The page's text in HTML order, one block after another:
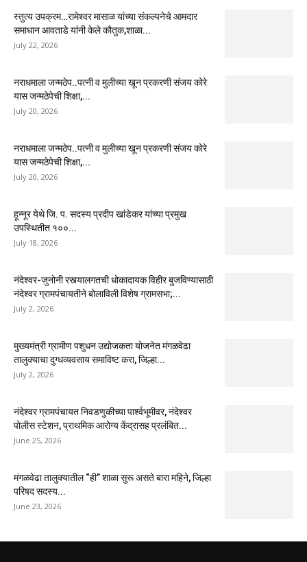
स्तुत्य उपक्रम…रामेश्वर मासाळ यांच्या संकल्पनेचे आमदार
समाधान आवताडे यांनी केले कौतुक,शाळा...
July 22, 2026
नराधमाला जन्मठेप..पत्नी व मुलीच्या खून प्रकरणी संजय कोरे
यास जन्मठेपेची शिक्षा,...
July 20, 2026
नराधमाला जन्मठेप..पत्नी व मुलीच्या खून प्रकरणी संजय कोरे
यास जन्मठेपेची शिक्षा,...
July 20, 2026
हून्नूर येथे जि. प. सदस्य प्रदीप खांडेकर यांच्या प्रमुख
उपस्थितीत १००...
July 18, 2026
नंदेश्वर-जुनोनी रस्त्यालगतची धोकादायक विहीर बुजविण्यासाठी
नंदेश्वर ग्रामपंचायतीने बोलाविली विशेष ग्रामसभा;...
July 2, 2026
मुख्यमंत्री ग्रामीण पशुधन उद्योजकता योजनेत मंगळवेढा
तालुक्याचा दुग्धव्यवसाय समाविष्ट करा, जिल्हा...
July 2, 2026
नंदेश्वर ग्रामपंचायत निवडणुकीच्या पार्श्वभूमीवर, नंदेश्वर
पोलीस स्टेशन, प्राथमिक आरोग्य केंद्रासह प्रलंबित...
June 25, 2026
मंगळवेढा तालुक्यातील “ही” शाळा सुरू असते बारा महिने, जिल्हा
परिषद सदस्य...
June 23, 2026